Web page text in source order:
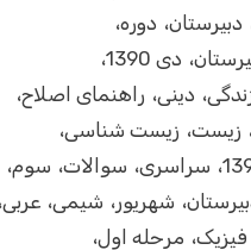
دبیرستان دوره
دی 1390
دینی راهنمای اصلاح
زیست زیست شناسی
سراسری سوالات سوم
شهریور شیمی عربی
فیزیک مرحله اول